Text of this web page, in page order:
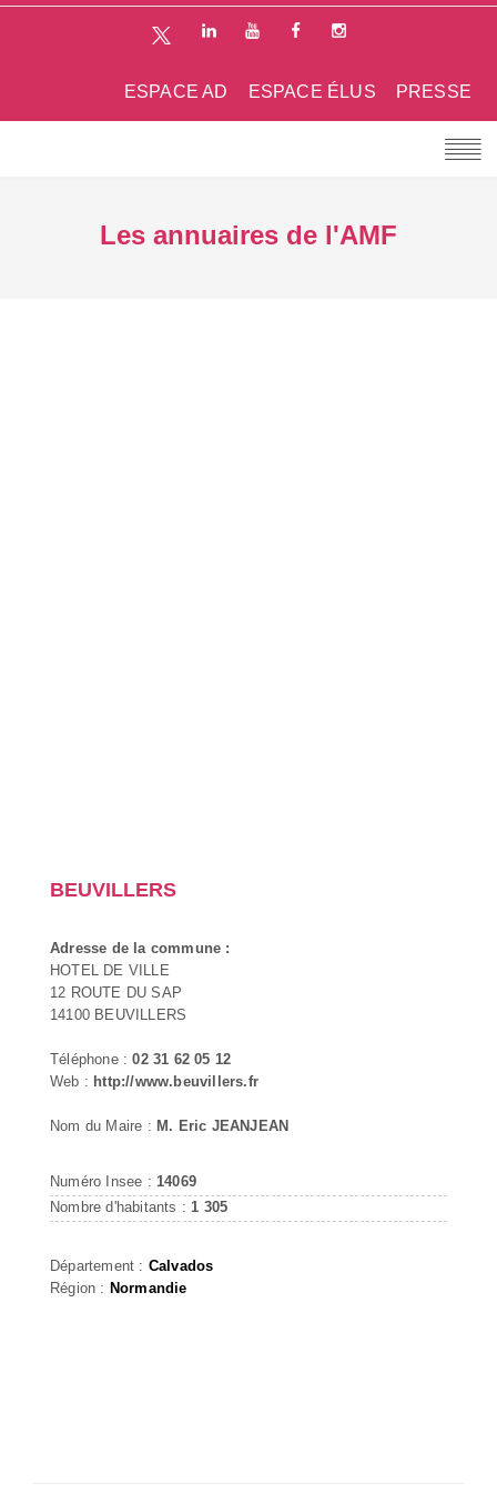
PRESSE
ESPACE ÉLUS
ESPACE AD
Les annuaires de l'AMF
BEUVILLERS
Adresse de la commune :
HOTEL DE VILLE
12 ROUTE DU SAP
14100 BEUVILLERS
Téléphone :02 31 62 05 12
Web : http://www.beuvillers.fr
Nom du Maire : M. Eric JEANJEAN
Numéro Insee : 14069
Nombre d'habitants : 1 305
Département : Calvados
Région : Normandie